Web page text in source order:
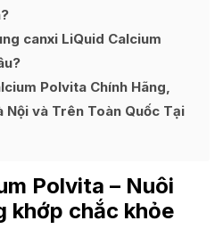
canxi LiQuid Calcium
Polvita Chính Hãng,
Nội và Trên Toàn Quốc Tại
Polvita – Nuôi
khớp chắc khỏe